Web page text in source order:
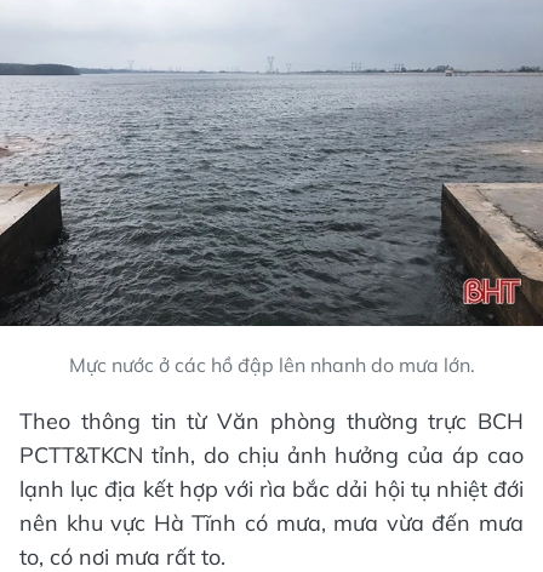
Mực nước ở các hồ đập lên nhanh do mưa lớn.
Theo thông tin từ Văn phòng thường trực BCH
PCTT&TKCN tỉnh, do chịu ảnh hưởng của áp cao
lạnh lục địa kết hợp với rìa bắc dải hội tụ nhiệt đới
nên khu vực Hà Tĩnh có mưa, mưa vừa đến mưa
to, có nơi mưa rất to.